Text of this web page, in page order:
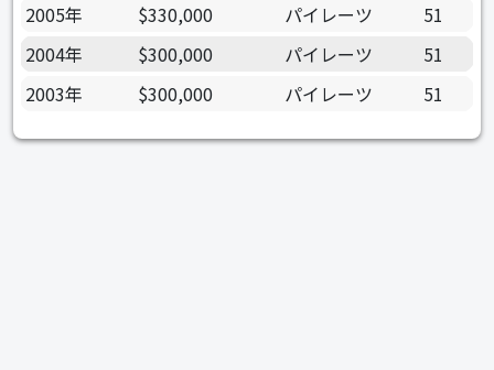
2005年
$330,000 パイレーツ
51
2004年
$300,000 パイレーツ
51
2003年
$300,000 パイレーツ 51